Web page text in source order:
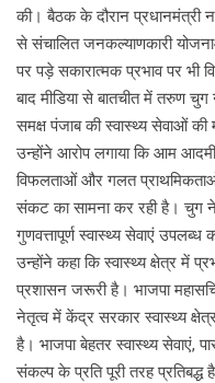
की। बैठक के दौरान प्रधानमंत्री
से संचालित जनकल्याणकारी
पर पड़े सकारात्मक प्रभाव पर भी
बाद मीडिया से बातचीत में तरुण
समक्ष पंजाब की स्वास्थ्य सेवाओं की
उन्होंने आरोप लगाया कि आम
विफलताओं और गलत प्राथमिकताओं
संकट का सामना कर रही है। चुग
गुणवत्तापूर्ण स्वास्थ्य सेवाएं
उन्होंने कहा कि स्वास्थ्य क्षेत्र में
प्रशासन जरूरी है। भाजपा
नेतृत्व में केंद्र सरकार स्वास्थ्य
है। भाजपा बेहतर स्वास्थ्य सेवाएं,
संकल्प के प्रति पूरी तरह प्रतिबद्ध